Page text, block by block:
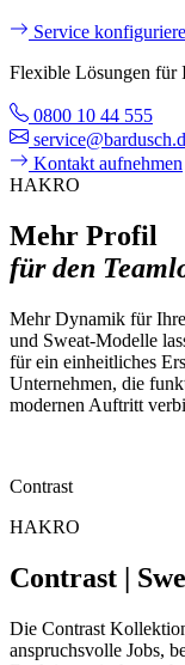
Service
Flexible Lösungen für
0800 10 44 555
Kontakt aufnehmen
HAKRO
Mehr Profil
für den
Mehr Dynamik für
und Sweat-Modelle
für ein einheitliches
Unternehmen, die
modernen Auftritt
Contrast
HAKRO
Contrast |
Die Contrast
anspruchsvolle Jobs,